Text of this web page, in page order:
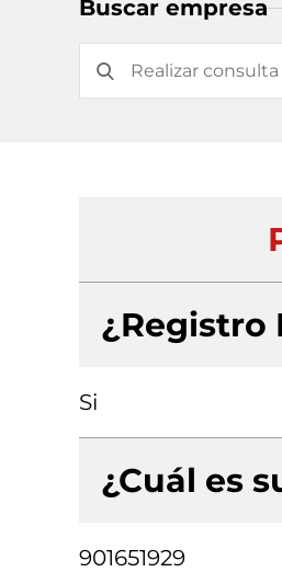
Buscar empresa
¿Registro
Si
¿Cuál es
901651929